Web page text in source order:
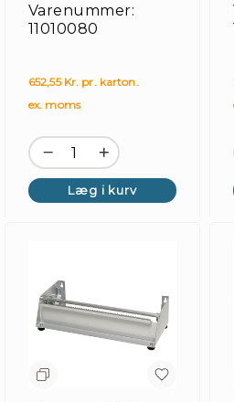
Varenummer:
11010080
652,55 Kr. pr. karton.
ex. moms
Læg i kurv